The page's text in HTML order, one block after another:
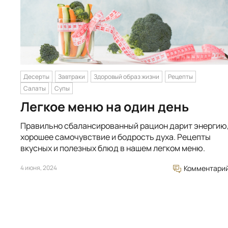
Десерты Завтраки Здоровый образ жизни
Рецепты
Салаты
Супы
Легкое меню на один день
Правильно сбалансированный рацион дарит
хорошее самочувствие и бодрость духа. Рецепты
вкусных и полезных блюд в нашем легком меню.
4 июня, 2024